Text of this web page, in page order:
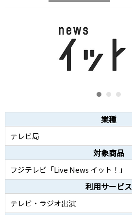
業種
テレビ局
対象商品
フジテレビ「Live News イット！」
利用サービス
テレビ・ラジオ出演